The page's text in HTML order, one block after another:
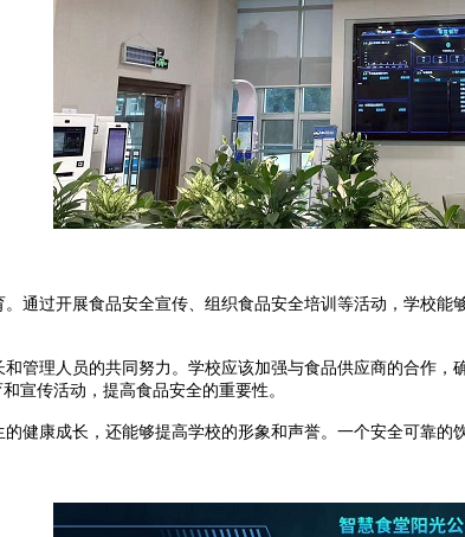
通过开展食品安全宣传、组织食品安全培训等活动，学校
管理人员的共同努力。学校应该加强与食品供应商的合作
宣传活动，提高食品安全的重要性。
健康成长，还能够提高学校的形象和声誉。一个安全可靠的